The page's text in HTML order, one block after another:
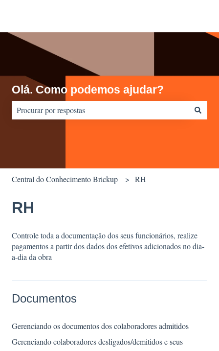
Olá. Como podemos ajudar?
Central do Conhecimento Brickup RH
RH
Controle toda a documentação dos seus funcionários, realize
pagamentos a partir dos dados dos efetivos adicionados no dia-
a-dia da obra
Documentos
Gerenciando os documentos dos colaboradores admitidos
Gerenciando colaboradores desligados/demitidos e seus